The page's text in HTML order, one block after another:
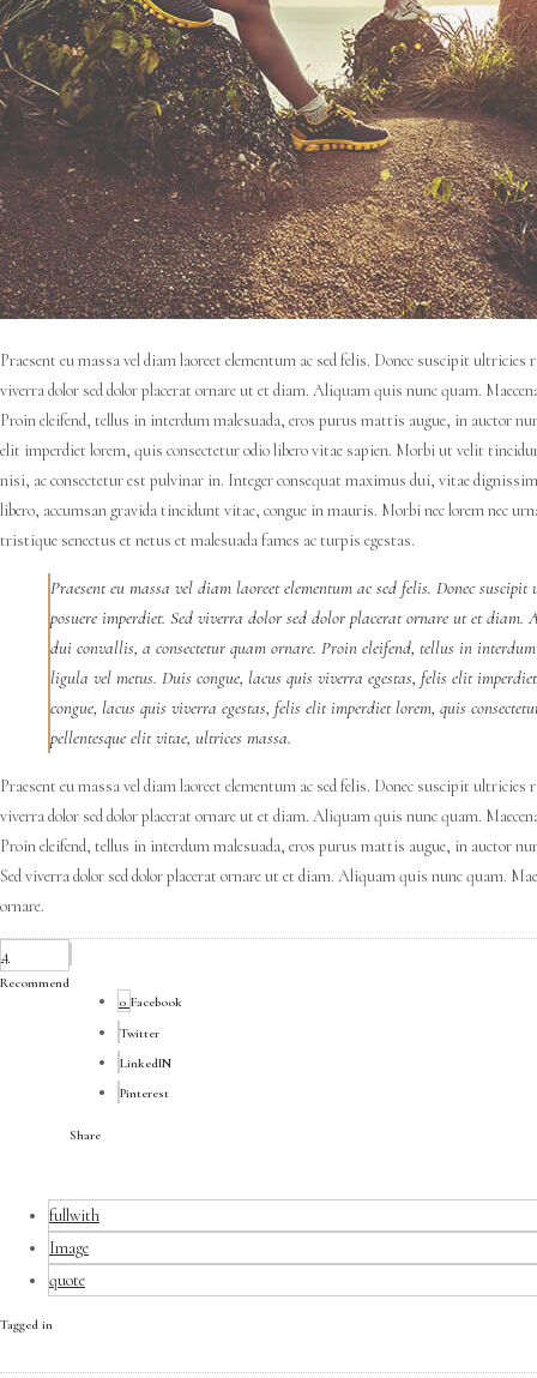
Praesent eu massa vel diam laoreet elementum ac sed felis. Donec suscipit
viverra dolor sed dolor placerat ornare ut et diam. Aliquam quis nunc quam.
Proin eleifend, tellus in interdum malesuada, eros purus mattis augue, in auctor
elit imperdiet lorem, quis consectetur odio libero vitae sapien. Morbi ut velit
nisi, ac consectetur est pulvinar in. Integer consequat maximus dui, vitae
libero, accumsan gravida tincidunt vitae, congue in mauris. Morbi nec lorem nec
tristique senectus et netus et malesuada fames ac turpis egestas.
Praesent eu massa vel diam laoreet elementum ac sed felis. Donec
posuere imperdiet. Sed viverra dolor sed dolor placerat ornare ut et
dui convallis, a consectetur quam ornare. Proin eleifend, tellus in
ligula vel metus. Duis congue, lacus quis viverra egestas, felis elit
congue, lacus quis viverra egestas, felis elit imperdiet lorem, quis
pellentesque elit vitae, ultrices massa.
Praesent eu massa vel diam laoreet elementum ac sed felis. Donec suscipit
viverra dolor sed dolor placerat ornare ut et diam. Aliquam quis nunc quam.
Proin eleifend, tellus in interdum malesuada, eros purus mattis augue, in auctor
Sed viverra dolor sed dolor placerat ornare ut et diam. Aliquam quis nunc quam.
ornare.
4
Recommend
0 Facebook
Twitter
LinkedIN
Pinterest
Share
fullwith
Image
quote
Tagged in